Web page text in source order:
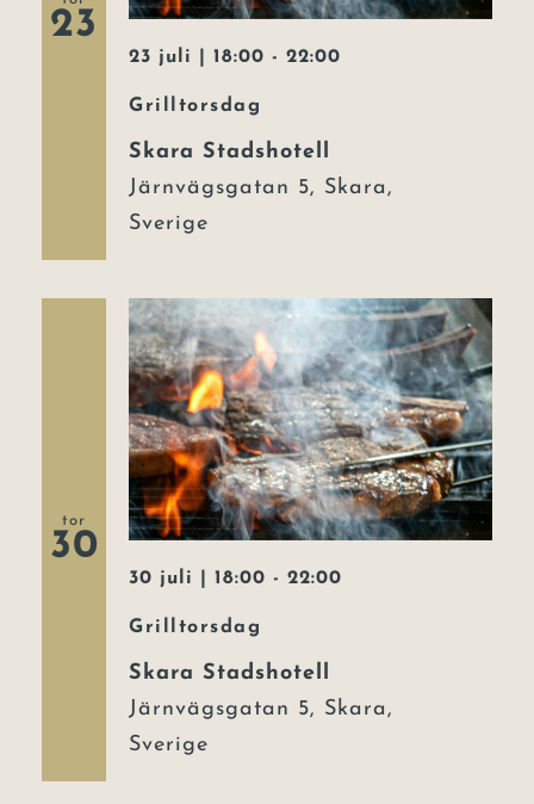
23
Grilltorsdag
23 juli | 18:00 - 22:00
Skara Stadshotell
Järnvägsgatan 5, Skara,
Sverige
tor
30
Grilltorsdag
30 juli | 18:00 - 22:00
Skara Stadshotell
Järnvägsgatan 5, Skara,
Sverige